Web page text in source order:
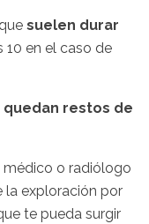
suelen durar
10 en el caso de
quedan restos de
médico o radiólogo
la exploración por
te pueda surgir